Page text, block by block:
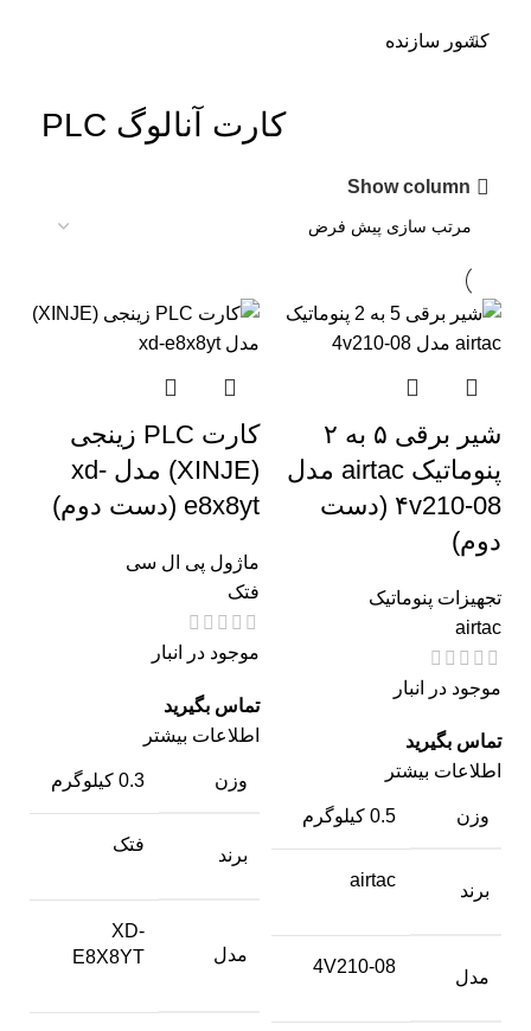
کشور سازنده
کارت آنالوگ PLC
Show column
شیر برقی ۵ به ۲
پنوماتیک airtac مدل
۴v210-08 (دست
دوم)
تجهیزات پنوماتیک
airtac
موجود در انبار
اطلاعات بیشتر
وزن 0.5 کیلوگرم
برند
airtac
مدل
4V210-08
کارت PLC زینجی
(XINJE) مدل xd-
e8x8yt (دست دوم)
ماژول پی ال سی
فتک
موجود در انبار
اطلاعات بیشتر
وزن 0.3 کیلوگرم
برند
فتک
مدل
XD-
E8X8YT